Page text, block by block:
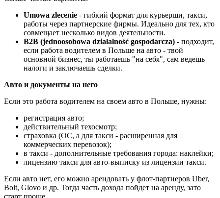
Umowa zlecenie - гибкий формат для курьерши, такси,
работы через партнерские фирмы. Идеально для тех, кто
совмещает несколько видов деятельности.
B2B (jednoosobowa działalność gospodarcza) - подходит,
если работа водителем в Польше на авто - твой
основной бизнес, ты работаешь "на себя", сам ведешь
налоги и заключаешь сделки.
Авто и документы на него
Если это работа водителем на своем авто в Польше, нужны:
регистрация авто;
действительный техосмотр;
страховка (OC, а для такси - расширенная для
коммерческих перевозок);
в такси - дополнительные требования города: наклейки;
лицензию такси для авто-выписку из лицензии такси.
Если авто нет, его можно арендовать у флот-партнеров Uber,
Bolt, Glovo и др. Тогда часть дохода пойдет на аренду, зато
старт проще.